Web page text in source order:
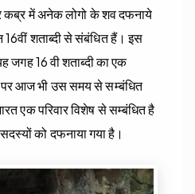
में अनेक लोगो के शव दफनाये
शताब्दी से संबंधित हैं। इस
16 वी शताब्दी का एक
पर आज भी उस समय से सम्बंधित
एक परिवार विशेष से सम्बंधित है
को दफनाया गया है।